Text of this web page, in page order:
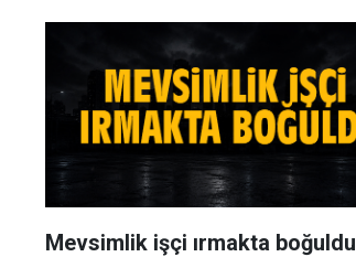
Mevsimlik işçi ırmakta boğuldu